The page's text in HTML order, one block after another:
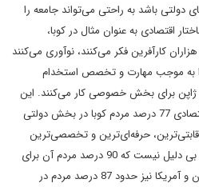
دولتی باشد به راحتی می‌تواند جامعه را
اقتصادی به عنوان مثال در کوبا،
کارآفرین فکر می‌کنند، نوآوری می‌کنند
را به موجب مهارت و تخصص استخدام
که 92 درصد مردم ژاپن برای بخش خصوصی کار می‌کنند. این
در حالی است که معاش و زندگی اقتصادی 77 درصد مردم کوبا در بخش دولتی
حرفه‌ای‌ترین و تخصصی‌ترین
کشورها در جهان محسوب می‌شود. بی دلیل نیست که 90 درصد مردم آن برای
بخش خصوصی کار می‌کنند. در آلمان و آمریکا نیز حدود 87 درصد مردم در